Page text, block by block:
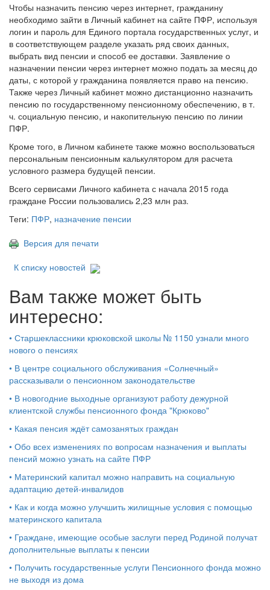
Чтобы назначить пенсию через интернет, гражданину
необходимо зайти в Личный кабинет на сайте ПФР, используя
логин и пароль для Единого портала государственных услуг, и
в соответствующем разделе указать ряд своих данных,
выбрать вид пенсии и способ ее доставки. Заявление о
назначении пенсии через интернет можно подать за месяц до
даты, с которой у гражданина появляется право на пенсию.
Также через Личный кабинет можно дистанционно назначить
пенсию по государственному пенсионному обеспечению, в т.
ч. социальную пенсию, и накопительную пенсию по линии
ПФР.
Кроме того, в Личном кабинете также можно воспользоваться
персональным пенсионным калькулятором для расчета
условного размера будущей пенсии.
Всего сервисами Личного кабинета с начала 2015 года
граждане России пользовались 2,23 млн раз.
Теги: ПФР, назначение пенсии
Версия для печати
К списку новостей
Вам также может быть
интересно:
• Старшеклассники крюковской школы № 1150 узнали много
нового о пенсиях
• В центре социального обслуживания «Солнечный»
рассказывали о пенсионном законодательстве
• В новогодние выходные организуют работу дежурной
клиентской службы пенсионного фонда "Крюково"
• Какая пенсия ждёт самозанятых граждан
• Обо всех изменениях по вопросам назначения и выплаты
пенсий можно узнать на сайте ПФР
• Материнский капитал можно направить на социальную
адаптацию детей-инвалидов
• Как и когда можно улучшить жилищные условия с помощью
материнского капитала
• Граждане, имеющие особые заслуги перед Родиной получат
дополнительные выплаты к пенсии
• Получить государственные услуги Пенсионного фонда можно
не выходя из дома